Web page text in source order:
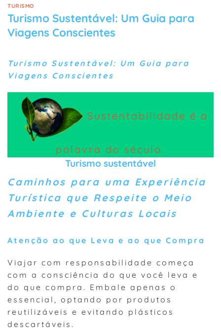
TURISMO
Turismo Sustentável: Um Guia para
Viagens Conscientes
Turismo Sustentável: Um Guia para
Viagens Conscientes
Sustentabilidade é a
palavra do século.
Turismo sustentável
Caminhos para uma Experiência
Turística que Respeite o Meio
Ambiente e Culturas Locais
Atenção ao que Leva e ao que Compra
Viajar com responsabilidade começa
com a consciência do que você leva e
do que compra. Embale apenas o
essencial, optando por produtos
reutilizáveis e evitando plásticos
descartáveis.